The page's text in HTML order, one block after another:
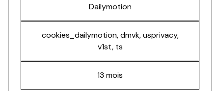
Dailymotion
cookies_dailymotion, dmvk, usprivacy,
v1st, ts
13 mois